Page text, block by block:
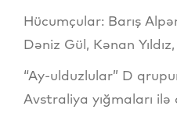
Hücumçular: Barış
Dəniz Gül, Kənan
“Ay-ulduzlular” D
Avstraliya yığmaları ilə